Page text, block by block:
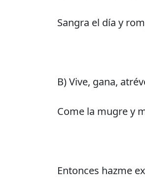
Sangra el día y
B) Vive, gana,
Come la mugre y
Entonces hazme